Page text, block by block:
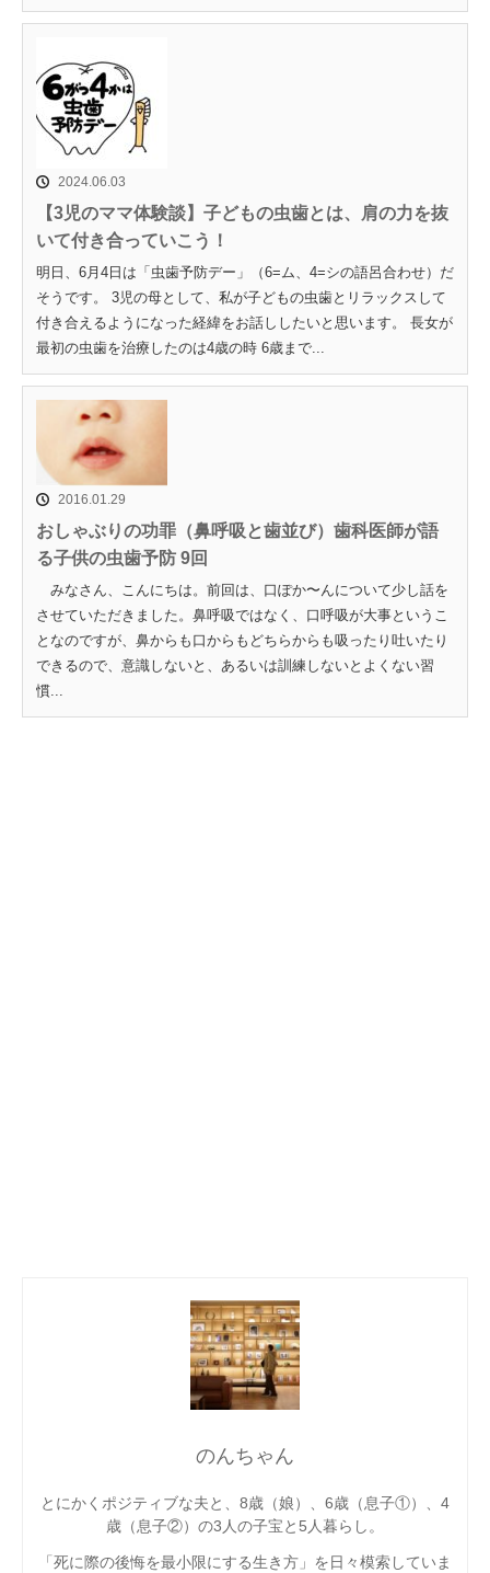
2024.06.03
【3児のママ体験談】子どもの虫歯とは、肩の力を抜
いて付き合っていこう！
明日、6月4日は「虫歯予防デー」（6=ム、4=シの語呂合わせ）だ
そうです。 3児の母として、私が子どもの虫歯とリラックスして
付き合えるようになった経緯をお話ししたいと思います。 長女が
最初の虫歯を治療したのは4歳の時 6歳まで...
2016.01.29
おしゃぶりの功罪（鼻呼吸と歯並び）歯科医師が語
る子供の虫歯予防 9回
みなさん、こんにちは。前回は、口ぽか〜んについて少し話を
させていただきました。鼻呼吸ではなく、口呼吸が大事というこ
となのですが、鼻からも口からもどちらからも吸ったり吐いたり
できるので、意識しないと、あるいは訓練しないとよくない習
慣...
のんちゃん
とにかくポジティブな夫と、8歳（娘）、6歳（息子①）、4
歳（息子②）の3人の子宝と5人暮らし。
「死に際の後悔を最小限にする生き方」を日々模索していま